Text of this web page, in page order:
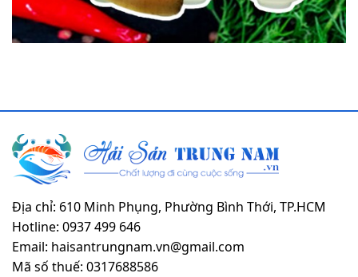
Địa chỉ: 610 Minh Phụng, Phường Bình Thới, TP.HCM
Hotline: 0937 499 646
Email: haisantrungnam.vn@gmail.com
Mã số thuế: 0317688586